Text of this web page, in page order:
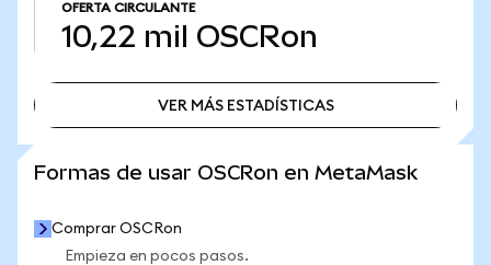
OFERTA CIRCULANTE
10,22 mil OSCRon
VER MÁS ESTADÍSTICAS
Formas de usar OSCRon en MetaMask
Comprar OSCRon
Empieza en pocos pasos.